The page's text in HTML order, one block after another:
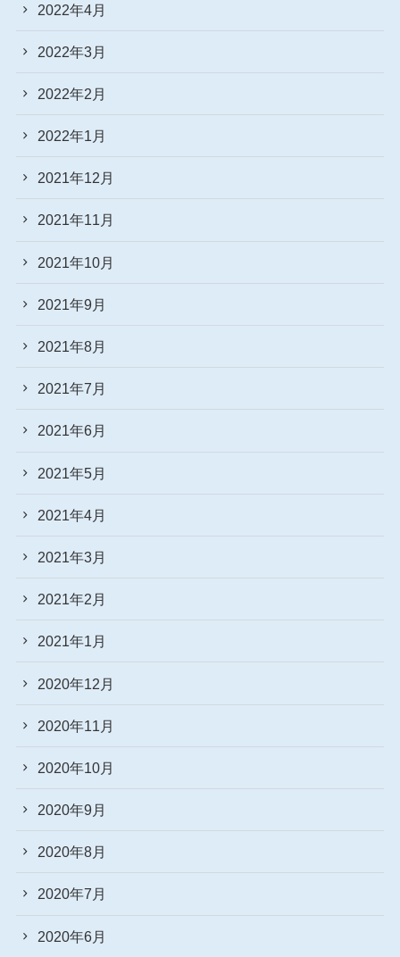
2022年4月
2022年3月
2022年2月
2022年1月
2021年12月
2021年11月
2021年10月
2021年9月
2021年8月
2021年7月
2021年6月
2021年5月
2021年4月
2021年3月
2021年2月
2021年1月
2020年12月
2020年11月
2020年10月
2020年9月
2020年8月
2020年7月
2020年6月